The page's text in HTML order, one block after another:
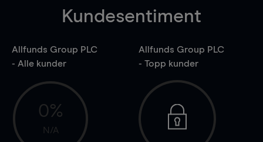
Kundesentiment
Allfunds Group PLC
- Alle kunder
0%
N/A
Allfunds Group PLC
- Topp kunder